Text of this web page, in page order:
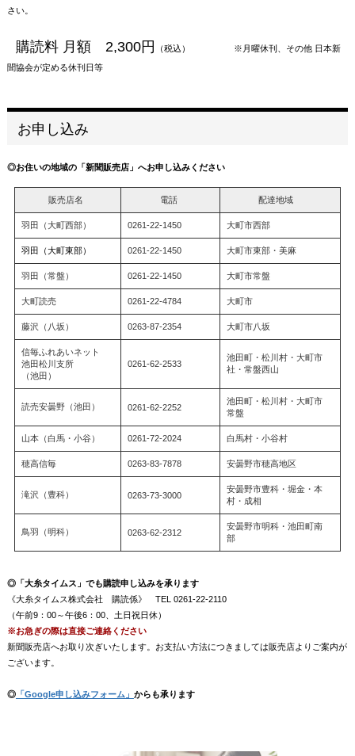
さい。
購読料 月額 2,300円
（税込） ※月曜休刊、その他 日本新
聞協会が定める休刊日等
お申し込み
◎お住いの地域の「新聞販売店」へお申し込みください
販売店名 電話 配達地域
羽田（大町西部） 0261-22-1450 大町市西部
羽田（大町東部） 0261-22-1450 大町市東部・美麻
羽田（常盤） 0261-22-1450 大町市常盤
大町読売 0261-22-4784 大町市
藤沢（八坂） 0263-87-2354 大町市八坂
信毎ふれあいネット
池田松川支所
（池田）
0261-62-2533
池田町・松川村・大町市
社・常盤西山
読売安曇野（池田） 0261-62-2252
池田町・松川村・大町市
常盤
山本（白馬・小谷） 0261-72-2024 白馬村・小谷村
穂高信毎 0263-83-7878 安曇野市穂高地区
滝沢（豊科） 0263-73-3000
安曇野市豊科・堀金・本
村・成相
鳥羽（明科） 0263-62-2312
安曇野市明科・池田町南
部
◎「大糸タイムス」でも購読申し込みを承ります
《大糸タイムス株式会社 購読係》 TEL 0261-22-2110
（午前9：00～午後6：00、土日祝日休）
※お急ぎの際は直接ご連絡ください
新聞販売店へお取り次ぎいたします。お支払い方法につきましては販売店よりご案内が
ございます。
◎「Google申し込みフォーム」 からも承ります